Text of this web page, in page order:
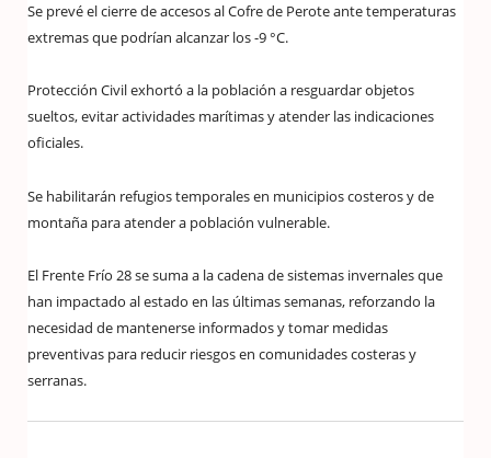
Se prevé el cierre de accesos al Cofre de Perote ante temperaturas
extremas que podrían alcanzar los -9 °C.
Protección Civil exhortó a la población a resguardar objetos
sueltos, evitar actividades marítimas y atender las indicaciones
oficiales.
Se habilitarán refugios temporales en municipios costeros y de
montaña para atender a población vulnerable.
El Frente Frío 28 se suma a la cadena de sistemas invernales que
han impactado al estado en las últimas semanas, reforzando la
necesidad de mantenerse informados y tomar medidas
preventivas para reducir riesgos en comunidades costeras y
serranas.